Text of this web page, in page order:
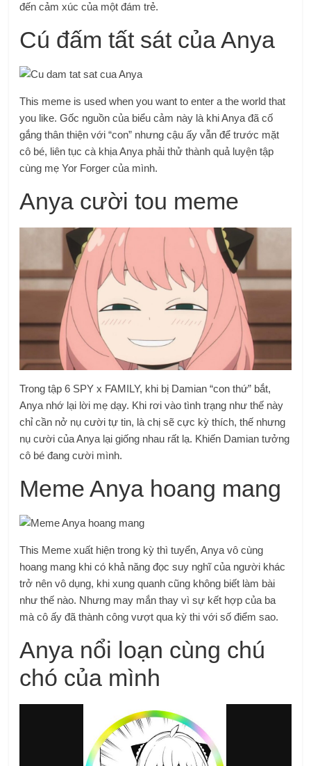
đến cảm xúc của một đám trẻ.
Cú đấm tất sát của Anya
This meme is used when you want to enter a the world that
you like. Gốc nguồn của biểu cảm này là khi Anya đã cố
gắng thân thiện với “con” nhưng cậu ấy vẫn để trước mặt
cô bé, liên tục cà khịa Anya phải thử thành quả luyện tập
cùng mẹ Yor Forger của mình.
Anya cười tou meme
Trong tập 6 SPY x FAMILY, khi bị Damian “con thứ” bắt,
Anya nhớ lại lời mẹ dạy. Khi rơi vào tình trạng như thế này
chỉ cần nở nụ cười tự tin, là chị sẽ cực kỳ thích, thế nhưng
nụ cười của Anya lại giống nhau rất lạ. Khiến Damian tưởng
cô bé đang cười mình.
Meme Anya hoang mang
This Meme xuất hiện trong kỳ thì tuyển, Anya vô cùng
hoang mang khi có khả năng đọc suy nghĩ của người khác
trở nên vô dụng, khi xung quanh cũng không biết làm bài
như thế nào. Nhưng may mắn thay vì sự kết hợp của ba
mà cô ấy đã thành công vượt qua kỳ thi với số điểm sao.
Anya nổi loạn cùng chú
chó của mình